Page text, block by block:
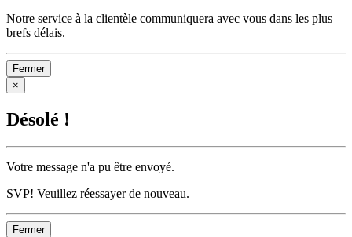
Notre service à la clientèle communiquera avec vous dans les plus
brefs délais.
Fermer
×
Désolé !
Votre message n'a pu être envoyé.
SVP! Veuillez réessayer de nouveau.
Fermer